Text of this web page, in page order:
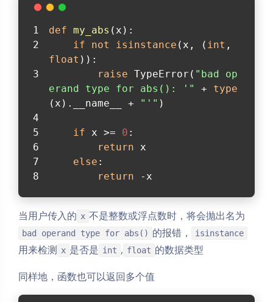
def my_abs ( x ):
if
not isinstance (x, ( int ,
float )):
raise TypeError( "bad op
erand type for abs(): '"
+ type
(x).__name__ +
"'" )
if x >= 0 :
return x
else :
return -x
当用户传入的 x 不是整数或浮点数时，将会抛出名为
bad operand type for abs() 的报错， isinstance
用来检测 x 是否是 int , float 的数据类型
同样地，函数也可以返回多个值